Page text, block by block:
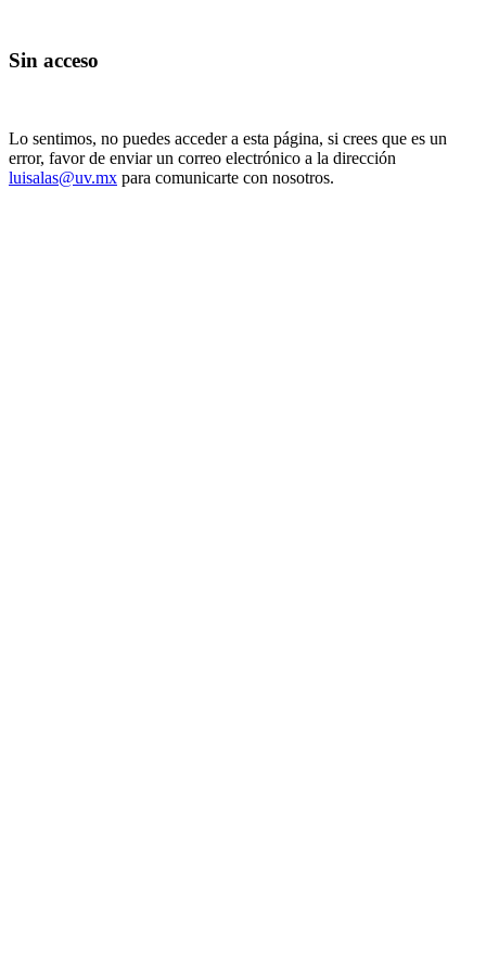
Sin acceso
Lo sentimos, no puedes acceder a esta página, si crees que es un
error, favor de enviar un correo electrónico a la dirección
luisalas@uv.mx para comunicarte con nosotros.